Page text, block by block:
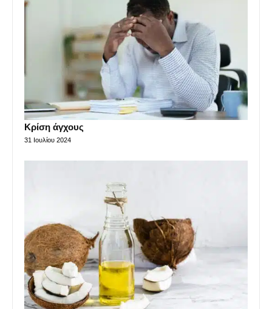
Κρίση άγχους
31 Ιουλίου 2024